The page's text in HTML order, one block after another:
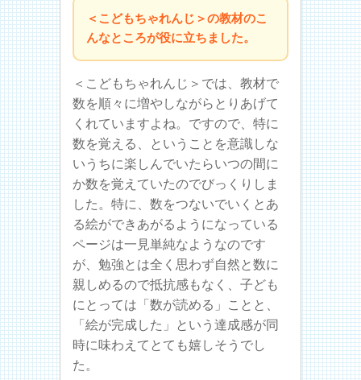
＜こどもちゃれんじ＞の教材のこ
んなところが役に立ちました。
＜こどもちゃれんじ＞では、教材で
数を順々に増やしながらとりあげて
くれていますよね。ですので、特に
数を覚える、ということを意識しな
いうちに楽しんでいたらいつの間に
か数を覚えていたのでびっくりしま
した。特に、数をつないでいくとあ
る絵ができあがるようになっている
ページは一見単純なようなのです
が、勉強とは全く思わず自然と数に
親しめるので抵抗感もなく、子ども
にとっては「数が読める」ことと、
「絵が完成した」という達成感が同
時に味わえてとても嬉しそうでし
た。